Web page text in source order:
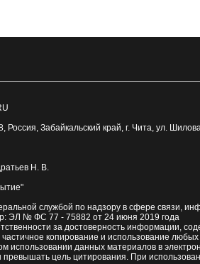
, Россия, Забайкальский край, г. Чита, ул.
Н. В.
службой по надзору в сфере связи,
ЭЛ № ФС 77 - 75882 от 24 июня 2019 года
за достоверность информации,
копирование и использование
использовании данных материалов в
цель цитирования. При